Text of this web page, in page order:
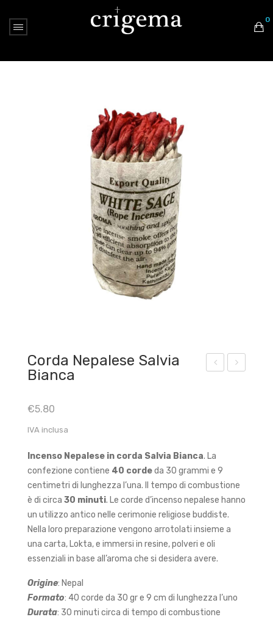
0
Nessun prodotto nel carrello.
Ros
a
hi
Corda Nepalese Salvia
Bianca
€5.80
IVA inclusa
Incenso Nepalese in corda Salvia Bianca. La
confezione contiene 40 cordeda 30 grammi e 9
centimetri di lunghezza l’una. Il tempo di combustione
è di circa 30 minuti. Le corde d’incenso nepalese hanno
un utilizzo antico nelle cerimonie religiose buddiste.
Nella loro preparazione vengono arrotolati insieme a
una carta, Lokta, e immersi in resine, polveri e oli
essenziali in base all’aroma che si desidera avere.
Origine: Nepal
Formato: 40 corde da 30 gr e 9 cm di lunghezza l’uno
Durata: 30 minuti circa di tempo di combustione